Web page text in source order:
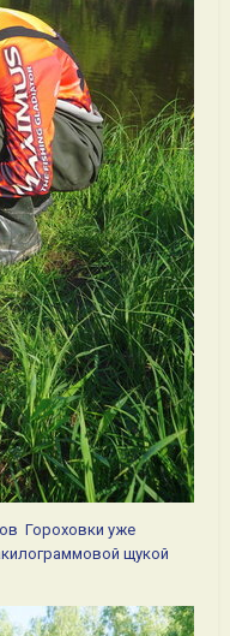
Гороховки уже
щукой